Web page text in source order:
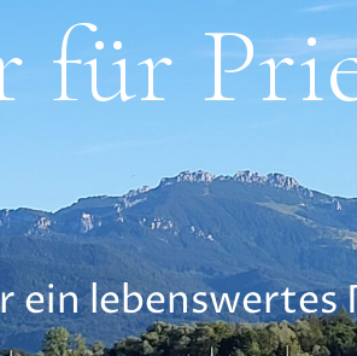
für
ein lebenswertes